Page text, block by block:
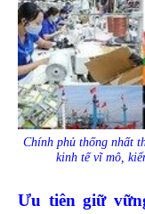
Chính phủ thống nhất
kinh tế vĩ mô,
Ưu tiên giữ